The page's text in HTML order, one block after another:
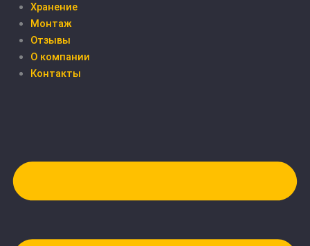
Хранение
Монтаж
Отзывы
О компании
Контакты